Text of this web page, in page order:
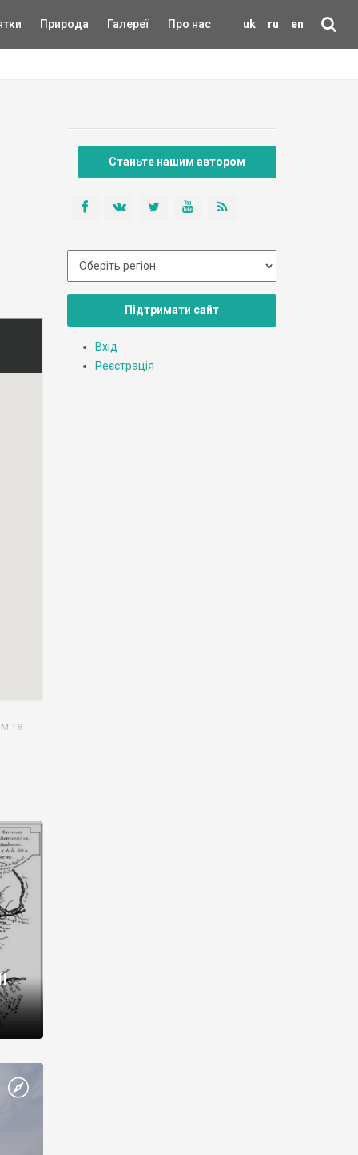
uk ru en
Природа Галереї Про нас
та
Станьте нашим автором
Підтримати сайт
Вхід
Реєстрація